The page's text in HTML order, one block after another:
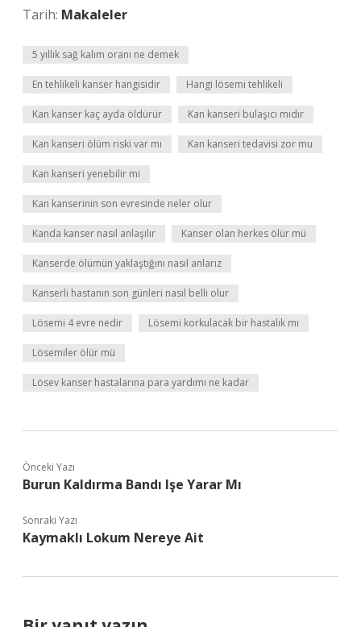
Tarih: Makaleler
5 yıllık sağ kalım oranı ne demek
En tehlikeli kanser hangisidir Hangi lösemi tehlikeli
Kan kanser kaç ayda öldürür Kan kanseri bulaşıcı mıdır
Kan kanseri ölüm riski var mı Kan kanseri tedavisi zor mu
Kan kanseri yenebilir mi
Kan kanserinin son evresinde neler olur
Kanda kanser nasıl anlaşılır Kanser olan herkes ölür mü
Kanserde ölümün yaklaştığını nasıl anlarız
Kanserli hastanın son günleri nasıl belli olur
Lösemi 4 evre nedir Lösemi korkulacak bir hastalık mı
Lösemiler ölür mü
Lösev kanser hastalarına para yardımı ne kadar
Önceki Yazı
Burun Kaldırma Bandı Işe Yarar Mı
Sonraki Yazı
Kaymaklı Lokum Nereye Ait